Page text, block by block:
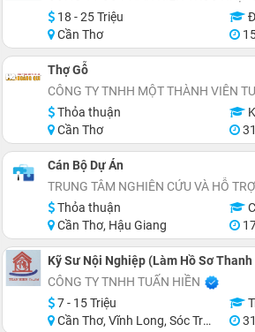
18 - 25 Triệu
Cần Thơ
Thợ Gỗ
Thỏa thuận
Cần Thơ
Cán Bộ Dự Án
Thỏa thuận
Cần Thơ, Hậu Giang
CÔNG TY TNHH TUẤN HIỀN
7 - 15 Triệu
Cần Thơ, Vĩnh Long, Sóc Trăng, Cà Mau